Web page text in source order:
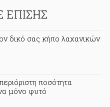
ΕΠΙΣΗΣ
δικό σας κήπο λαχανικών
ποσότητα
μόνο φυτό